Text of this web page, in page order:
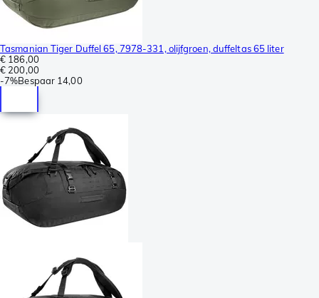
Tasmanian Tiger Duffel 65, 7978-331, olijfgroen, duffeltas 65 liter
€ 186,00
€ 200,00
-7%Bespaar 14,00